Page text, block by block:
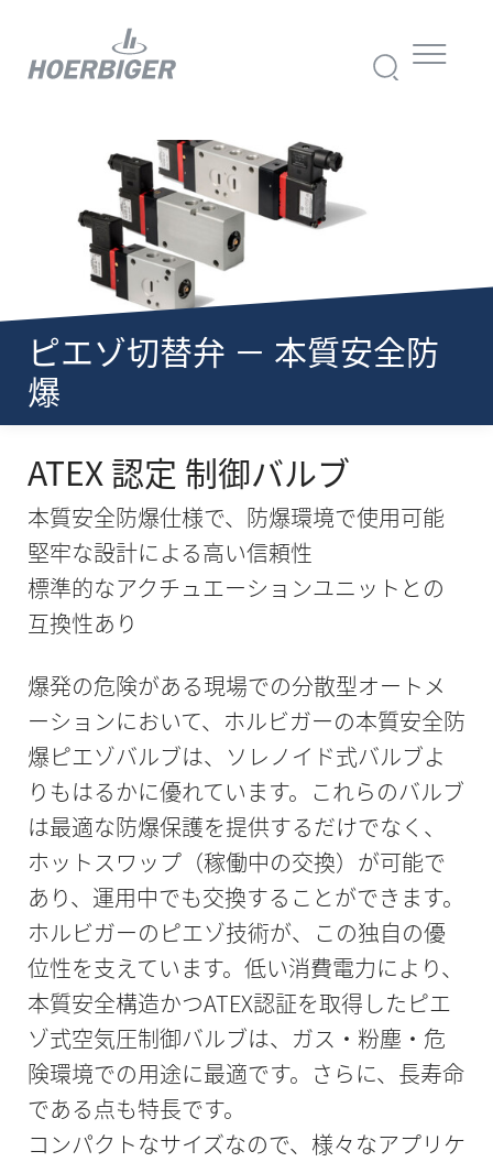
ピエゾ切替弁 － 本質安全防
爆
ATEX 認定 制御バルブ
本質安全防爆仕様で、防爆環境で使用可能
堅牢な設計による高い信頼性
標準的なアクチュエーションユニットとの
互換性あり
爆発の危険がある現場での分散型オートメ
ーションにおいて、ホルビガーの本質安全防
爆ピエゾバルブは、ソレノイド式バルブよ
りもはるかに優れています。これらのバルブ
は最適な防爆保護を提供するだけでなく、
ホットスワップ（稼働中の交換）が可能で
あり、運用中でも交換することができます。
ホルビガーのピエゾ技術が、この独自の優
位性を支えています。低い消費電力により、
本質安全構造かつATEX認証を取得したピエ
ゾ式空気圧制御バルブは、ガス・粉塵・危
険環境での用途に最適です。さらに、長寿命
である点も特長です。
コンパクトなサイズなので、様々なアプリケ